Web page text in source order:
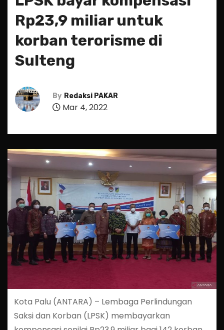
Rp23,9 miliar untuk
korban terorisme di
Sulteng
By Redaksi PAKAR
Mar 4, 2022
Kota Palu (ANTARA) – Lembaga Perlindungan
Saksi dan Korban (LPSK) membayarkan